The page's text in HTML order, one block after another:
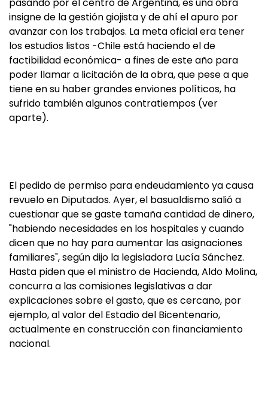
insigne de la gestión giojista y de ahí el apuro por
avanzar con los trabajos. La meta oficial era tener
los estudios listos -Chile está haciendo el de
factibilidad económica- a fines de este año para
poder llamar a licitación de la obra, que pese a que
tiene en su haber grandes enviones políticos, ha
sufrido también algunos contratiempos (ver
aparte).
El pedido de permiso para endeudamiento ya causa
revuelo en Diputados. Ayer, el basualdismo salió a
cuestionar que se gaste tamaña cantidad de dinero,
"habiendo necesidades en los hospitales y cuando
dicen que no hay para aumentar las asignaciones
familiares", según dijo la legisladora Lucía Sánchez.
Hasta piden que el ministro de Hacienda, Aldo Molina,
concurra a las comisiones legislativas a dar
explicaciones sobre el gasto, que es cercano, por
ejemplo, al valor del Estadio del Bicentenario,
actualmente en construcción con financiamiento
nacional.